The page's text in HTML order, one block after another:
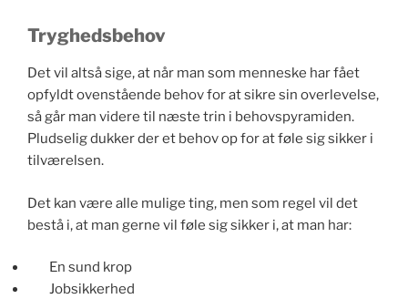
Tryghedsbehov
Det vil altså sige, at når man som menneske har fået
opfyldt ovenstående behov for at sikre sin overlevelse,
så går man videre til næste trin i behovspyramiden.
Pludselig dukker der et behov op for at føle sig sikker i
tilværelsen.
Det kan være alle mulige ting, men som regel vil det
bestå i, at man gerne vil føle sig sikker i, at man har:
En sund krop
Jobsikkerhed